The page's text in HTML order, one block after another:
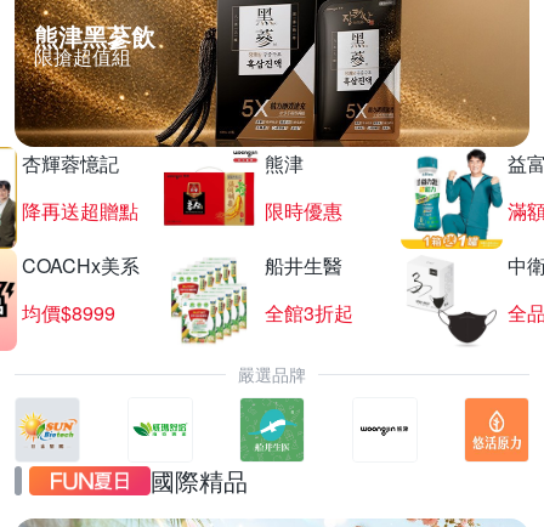
熊津黑蔘飲
限搶超值組
杏輝蓉憶記
降再送超贈點
熊津
限時優惠
益
滿
COACHx美系
均價$8999
船井生醫
全館3折起
中
全
嚴選品牌
國際精品